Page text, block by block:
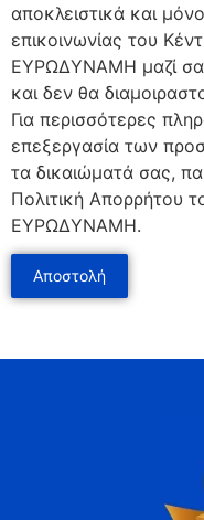
αποκλειστικά και
επικοινωνίας του
ΕΥΡΩΔΥΝΑΜΗ μαζί
και δεν θα
Για περισσότερες
επεξεργασία των
τα δικαιώματά σας,
Πολιτική Απορρήτου
ΕΥΡΩΔΥΝΑΜΗ.